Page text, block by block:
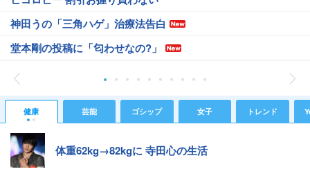
神田うの「三角ハゲ」治療法告白
堂本剛の投稿に「匂わせなの?」
健康 芸能 ゴシップ 女子 トレンド
体重62kg→82kgに 寺田心の生活